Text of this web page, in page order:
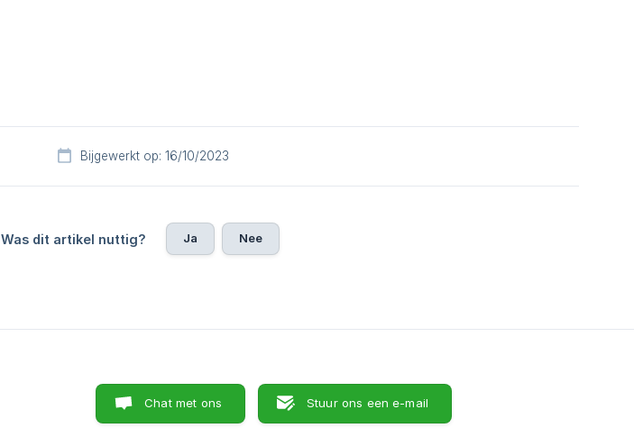
Bijgewerkt op: 16/10/2023
Was dit artikel nuttig? Ja Nee
Chat met ons Stuur ons een e-mail